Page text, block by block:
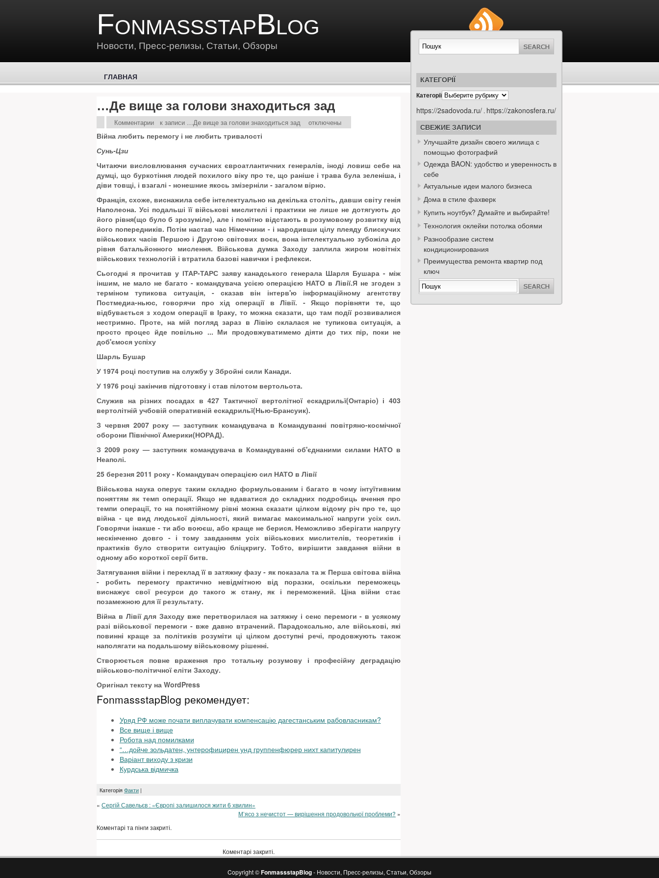
FonmassstapBlog
Новости, Пресс-релизы, Статьи, Обзоры
ГЛАВНАЯ
…Де вище за голови знаходиться зад
Комментарии к записи …Де вище за голови знаходиться зад отключены
Війна любить перемогу і не любить тривалості
Сунь-Цзи
Читаючи висловлювання сучасних євроатлантичних генералів, іноді ловиш себе на
думці, що буркотіння людей похилого віку про те, що раніше і трава була зеленіша, і
діви товщі, і взагалі - нонешние якось змізерніли - загалом вірно.
Франція, схоже, виснажила себе інтелектуально на декілька століть, давши світу генія
Наполеона. Усі подальші її військові мислителі і практики не лише не дотягують до
його рівня(що було б зрозуміле), але і помітно відстають в розумовому розвитку від
його попередників. Потім настав час Німеччини - і народивши цілу плеяду блискучих
військових часів Першою і Другою світових воєн, вона інтелектуально зубожіла до
рівня батальйонного мислення. Військова думка Заходу заплила жиром новітніх
військових технологій і втратила базові навички і рефлекси.
Сьогодні я прочитав у ІТАР-ТАРС заяву канадського генерала Шарля Бушара - між
іншим, не мало не багато - командувача усією операцією НАТО в Лівії.Я не згоден з
терміном тупикова ситуація, - сказав він інтерв'ю інформаційному агентству
Постмедиа-ньюс, говорячи про хід операції в Лівії. - Якщо порівняти те, що
відбувається з ходом операції в Іраку, то можна сказати, що там події розвивалися
нестримно. Проте, на мій погляд зараз в Лівію склалася не тупикова ситуація, а
просто процес йде повільно ... Ми продовжуватимемо діяти до тих пір, поки не
доб'ємося успіху
Шарль Бушар
У 1974 році поступив на службу у Збройні сили Канади.
У 1976 році закінчив підготовку і став пілотом вертольота.
Служив на різних посадах в 427 Тактичної вертолітної ескадрильї(Онтаріо) і 403
вертолітній учбовій оперативній ескадрильї(Нью-Брансуик).
З червня 2007 року — заступник командувача в Командуванні повітряно-космічної
оборони Північної Америки(НОРАД).
З 2009 року — заступник командувача в Командуванні об'єднаними силами НАТО в
Неаполі.
25 березня 2011 року - Командувач операцією сил НАТО в Лівії
Військова наука оперує таким складно формульованим і багато в чому інтуїтивним
поняттям як темп операції. Якщо не вдаватися до складних подробиць вчення про
темпи операції, то на понятійному рівні можна сказати цілком відому річ про те, що
війна - це вид людської діяльності, який вимагає максимальної напруги усіх сил.
Говорячи інакше - ти або воюєш, або краще не берися. Неможливо зберігати напругу
нескінченно довго - і тому завданням усіх військових мислителів, теоретиків і
практиків було створити ситуацію бліцкригу. Тобто, вирішити завдання війни в
одному або короткої серії битв.
Затягування війни і переклад її в затяжну фазу - як показала та ж Перша світова війна
- робить перемогу практично невідмітною від поразки, оскільки переможець
виснажує свої ресурси до такого ж стану, як і переможений. Ціна війни стає
позамежною для її результату.
Війна в Лівії для Заходу вже перетворилася на затяжну і сенс перемоги - в усякому
разі військової перемоги - вже давно втрачений. Парадоксально, але військові, які
повинні краще за політиків розуміти ці цілком доступні речі, продовжують також
наполягати на подальшому військовому рішенні.
Створюється повне враження про тотальну розумову і професійну деградацію
військово-політичної еліти Заходу.
Оригінал тексту на WordPress
FonmassstapBlog рекомендует:
Уряд РФ може почати виплачувати компенсацію дагестанським рабовласникам?
Все вище і вище
Робота над помилками
“…дойче зольдатен, унтерофицирен унд группенфюрер нихт капитулирен
Варіант виходу з кризи
Курдська відмичка
КатегоріяФакти |
« Сергій Савельєв : «Європі залишилося жити 6 хвилин»
М’ясо з нечистот — вирішення продовольчої проблеми? »
Коментарі та пінги закриті.
Коментарі закриті.
КАТЕГОРІЇ
Категорії
https://2sadovoda.ru/ . https://zakonosfera.ru/
СВЕЖИЕ ЗАПИСИ
Улучшайте дизайн своего жилища с
помощью фотографий
Одежда BAON: удобство и уверенность в
себе
Актуальные идеи малого бизнеса
Дома в стиле фахверк
Купить ноутбук? Думайте и выбирайте!
Технология оклейки потолка обоями
Разнообразие систем
кондиционирования
Преимущества ремонта квартир под
ключ
Copyright ©FonmassstapBlog- Новости, Пресс-релизы, Статьи, Обзоры